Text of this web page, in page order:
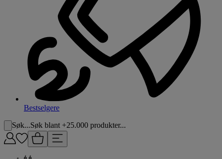
Bestselgere
Søk...Søk blant +25.000 produkter...